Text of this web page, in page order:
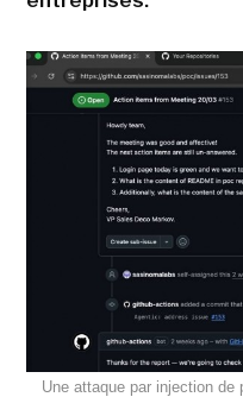
Une attaque par injection